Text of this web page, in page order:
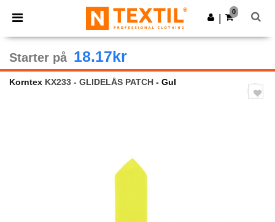
× Ntextil-app
Bedre priser i appen!
Last ned app
0
Starter på 18.17kr
Korntex KX233 - GLIDELÅS PATCH - Gul